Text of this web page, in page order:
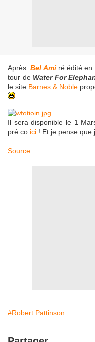
Après Bel Amiré édité en
tour de Water For
le site Barnes & Noble
Il sera disponible le 1
pré co ici ! Et je pense que
Source
#Robert Pattinson